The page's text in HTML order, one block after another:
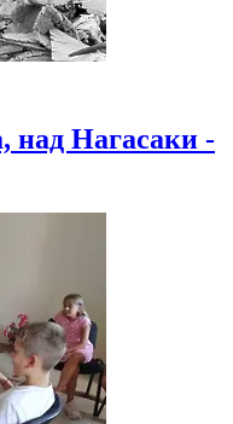
над Нагасаки -